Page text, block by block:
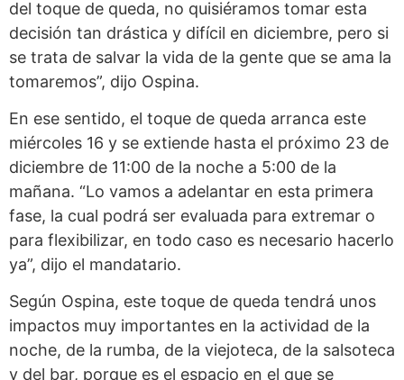
del toque de queda, no quisiéramos tomar esta
decisión tan drástica y difícil en diciembre, pero si
se trata de salvar la vida de la gente que se ama la
tomaremos”, dijo Ospina.
En ese sentido, el toque de queda arranca este
miércoles 16 y se extiende hasta el próximo 23 de
diciembre de 11:00 de la noche a 5:00 de la
mañana. “Lo vamos a adelantar en esta primera
fase, la cual podrá ser evaluada para extremar o
para flexibilizar, en todo caso es necesario hacerlo
ya”, dijo el mandatario.
Según Ospina, este toque de queda tendrá unos
impactos muy importantes en la actividad de la
noche, de la rumba, de la viejoteca, de la salsoteca
y del bar, porque es el espacio en el que se